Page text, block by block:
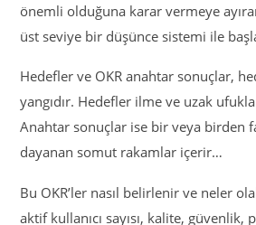
önemli olduğuna karar vermeye
üst seviye bir düşünce sistemi ile
Hedefler ve OKR anahtar sonuçlar,
yangıdır. Hedefler ilme ve uzak
Anahtar sonuçlar ise bir veya birden
dayanan somut rakamlar içerir…
Bu OKR’ler nasıl belirlenir ve neler
aktif kullanıcı sayısı, kalite, güvenlik,